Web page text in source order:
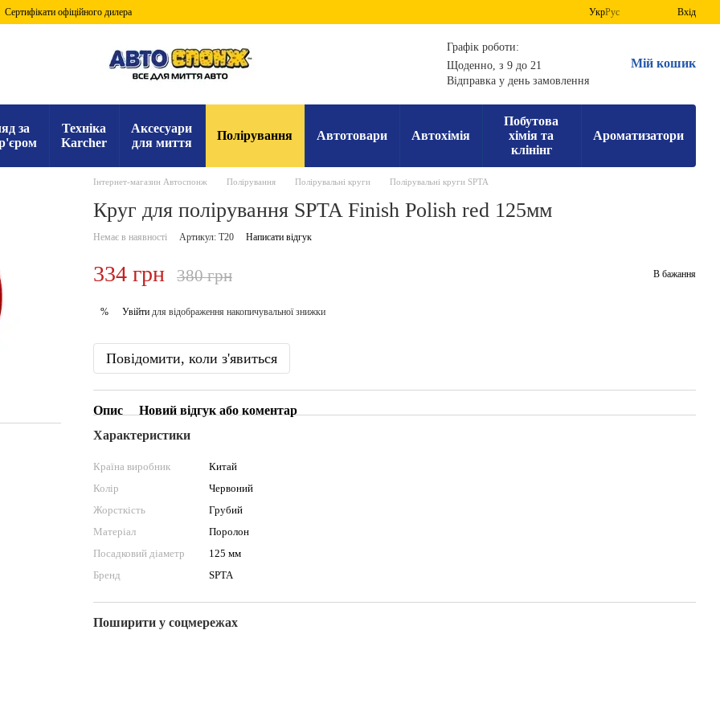
Сертифікати офіційного дилера УкрРус Вхід
Графік роботи:
Щоденно, з 9 до 21
Відправка у день замовлення
Мій кошик
за
Техніка
Karcher
Аксесуари
для миття
Полірування Автотовари Автохімія
Побутова
хімія та
клінінг
Ароматизатори
Інтернет-магазин Автоспонж Полірування Полірувальні круги Полірувальні круги SPTA
Круг для полірування SPTA Finish Polish red 125мм
Немає в наявності Артикул: T20 Написати відгук
334 грн 380 грн В бажання
% Увійтидля відображення накопичувальної знижки
Повідомити, коли з'явиться
Опис
Новий відгук або коментар
Характеристики
Країна виробник
Китай
Колір
Червоний
Жорсткість
Грубий
Матеріал
Поролон
Посадковий діаметр
125 мм
Бренд
SPTA
Поширити у соцмережах